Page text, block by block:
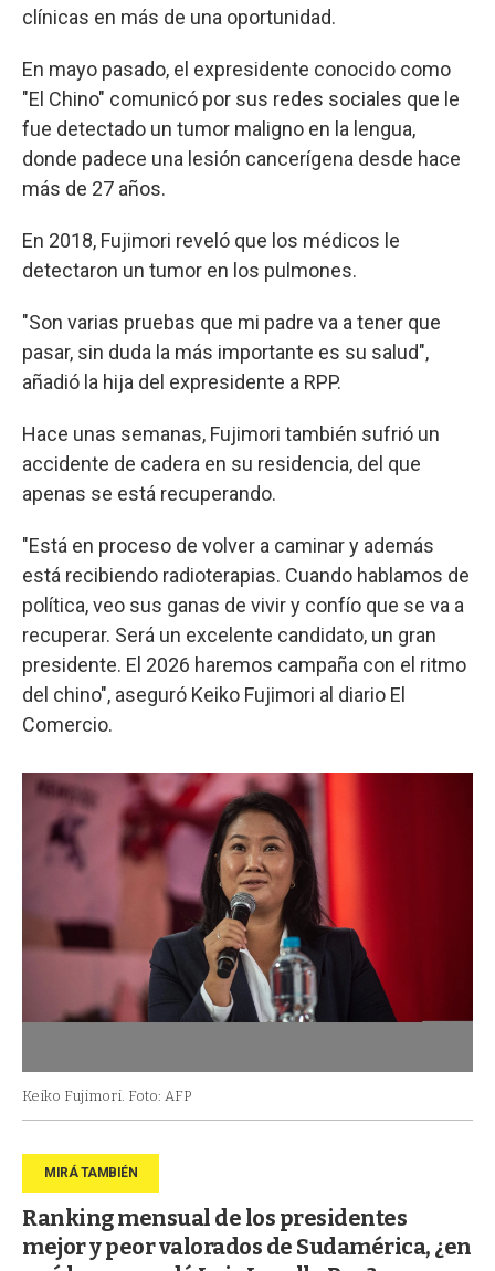
clínicas en más de una oportunidad.
En mayo pasado, el expresidente conocido como
"El Chino" comunicó por sus redes sociales que le
fue detectado un tumor maligno en la lengua,
donde padece una lesión cancerígena desde hace
más de 27 años.
En 2018, Fujimori reveló que los médicos le
detectaron un tumor en los pulmones.
"Son varias pruebas que mi padre va a tener que
pasar, sin duda la más importante es su salud",
añadió la hija del expresidente a RPP.
Hace unas semanas, Fujimori también sufrió un
accidente de cadera en su residencia, del que
apenas se está recuperando.
"Está en proceso de volver a caminar y además
está recibiendo radioterapias. Cuando hablamos de
política, veo sus ganas de vivir y confío que se va a
recuperar. Será un excelente candidato, un gran
presidente. El 2026 haremos campaña con el ritmo
del chino", aseguró Keiko Fujimori al diario El
Comercio.
Keiko Fujimori. Foto: AFP
Ranking mensual de los presidentes
mejor y peor valorados de Sudamérica, ¿en